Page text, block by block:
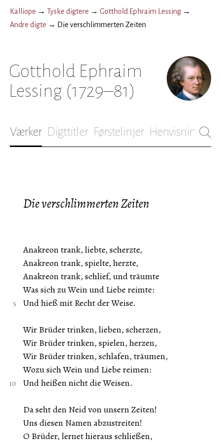
Kalliope → Tyske digtere → Gotthold Ephraim Lessing →
Andre digte → Die verschlimmerten Zeiten
Gotthold Ephraim
Lessing (1729–81)
Værker Digttitler Førstelinjer Henvisninger
Die verschlimmerten Zeiten
Anakreon trank, liebte, scherzte,
Anakreon trank, spielte, herzte,
Anakreon trank, schlief, und träumte
Was sich zu Wein und Liebe reimte:
Und hieß mit Recht der Weise.
Wir Brüder trinken, lieben, scherzen,
Wir Brüder trinken, spielen, herzen,
Wir Brüder trinken, schlafen, träumen,
Wozu sich Wein und Liebe reimen:
Und heißen nicht die Weisen.
Da seht den Neid von unsern Zeiten!
Uns diesen Namen abzustreiten!
O Brüder, lernet hieraus schließen,